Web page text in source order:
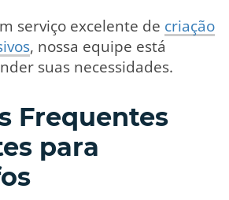
serviço excelente de criação
, nossa equipe está
suas necessidades.
Frequentes
para